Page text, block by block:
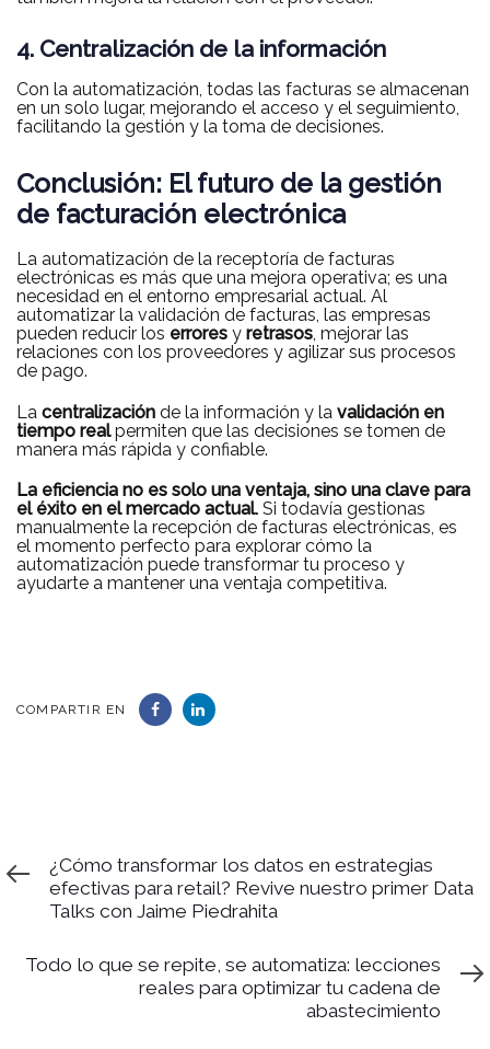
4. Centralización de la información
Con la automatización, todas las facturas se almacenan
en un solo lugar, mejorando el acceso y el seguimiento,
facilitando la gestión y la toma de decisiones.
Conclusión: El futuro de la gestión
de facturación electrónica
La automatización de la receptoría de facturas
electrónicas es más que una mejora operativa; es una
necesidad en el entorno empresarial actual. Al
automatizar la validación de facturas, las empresas
pueden reducir los errores y retrasos , mejorar las
relaciones con los proveedores y agilizar sus procesos
de pago.
La centralización de la información y la validación en
tiempo realpermiten que las decisiones se tomen de
manera más rápida y confiable.
La eficiencia no es solo una ventaja, sino una clave para
el éxito en el mercado actual. Si todavía gestionas
manualmente la recepción de facturas electrónicas, es
el momento perfecto para explorar cómo la
automatización puede transformar tu proceso y
ayudarte a mantener una ventaja competitiva.
COMPARTIR EN
Article
¿Cómo transformar los datos en estrategias
efectivas para retail? Revive nuestro primer Data
Talks con Jaime Piedrahita
Article
Todo lo que se repite, se automatiza: lecciones
reales para optimizar tu cadena de
abastecimiento